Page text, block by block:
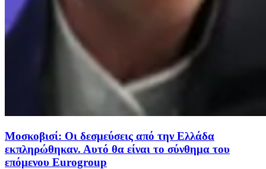
Μοσκοβισί: Οι δεσμεύσεις από την Ελλάδα
εκπληρώθηκαν. Αυτό θα είναι το σύνθημα του
επόμενου Eurogroup